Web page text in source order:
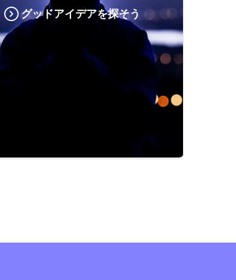
グッドアイデアを探そう